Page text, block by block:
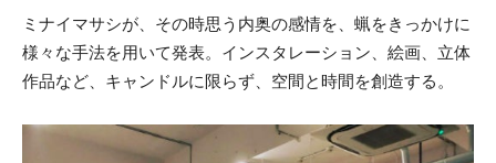
ミナイマサシが、その時思う内奥の感情を、蝋をきっかけに
様々な手法を用いて発表。インスタレーション、絵画、立体
作品など、キャンドルに限らず、空間と時間を創造する。